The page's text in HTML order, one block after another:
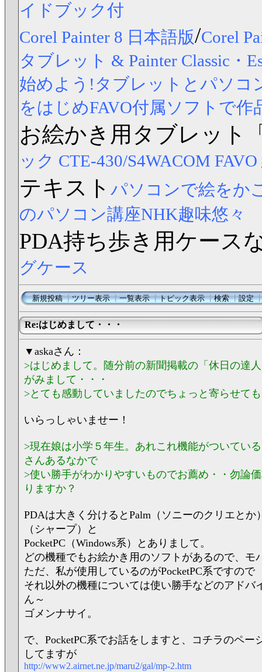
イドブック付
Corel Painter 8 日本語版/Corel
タブレット & Painter Classic・
始めよう!タブレットとパソコ
をはじめFAVO付属ソフトで作
お絵かき用タブレット
ック CTE-430/S4WACOM
テキスト パソコンで絵をか
のパソコン講座NHK趣味悠々
PDA持ち歩き用ケース
グケース
新規投稿┃ツリー表示┃一覧表示┃トピック表示┃検索┃設定
Re:はじめまして・・・
▼askaさん：
>はじめまして。随分前の新聞掲載の「休日の達
がみまして・・・
>とても感動していましたのでちょっと寄らせて
いらっしゃいませー！
>現在娘は小学５年生。あれこれ機能がついてい
さんあるなかで
>使い勝手がわかりやすいものでお薦め・・勿論
りますか？
PDAは大きく分けるとPalm（ソニーのクリエとか
（シャープ）と
PocketPC（Windows系）とありまして。
どの機種でもお絵かき用のソフトがあるので、モ
ただ、私が使用しているのがPocketPC系ですので
それ以外の機種については使い勝手などのアドバ
ん～
ゴメンナサイ。
で、PocketPC系でお話をしますと、コチラのペー
してますが
http://www2.airnet.ne.jp/maru2/gal/mp-2.htm